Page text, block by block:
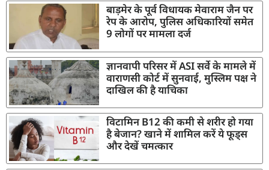
बाड़मेर के पूर्व विधायक मेवाराम जैन पर
रेप के आरोप, पुलिस अधिकारियों समेत
9 लोगों पर मामला दर्ज
ज्ञानवापी परिसर में ASI सर्वे के मामले में
वाराणसी कोर्ट में सुनवाई, मुस्लिम पक्ष ने
दाखिल की है याचिका
विटामिन B12 की कमी से शरीर हो गया
है बेजान? खाने में शामिल करें ये फूड्स
और देखें चमत्कार